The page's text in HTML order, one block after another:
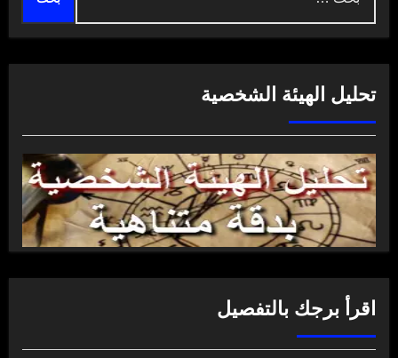
عن:
تحليل الهيئة الشخصية
اقرأ برجك بالتفصيل